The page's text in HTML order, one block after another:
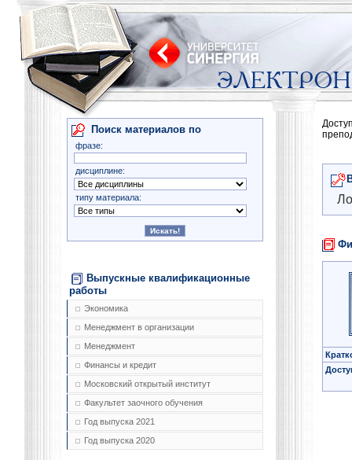
Поиск материалов по
фразе:
дисциплине:
типу материала:
Выпускные квалификационные
работы
Экономика
Менеджмент в организации
Менеджмент
Финансы и кредит
Московский открытый институт
Факультет заочного обучения
Год выпуска 2021
Год выпуска 2020